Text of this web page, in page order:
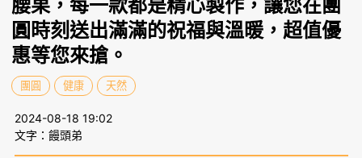
腰果，每一款都是精心製作，讓您在團
圓時刻送出滿滿的祝福與溫暖，超值優
惠等您來搶。
團圓 健康 天然
2024-08-18 19:02
文字：饅頭弟